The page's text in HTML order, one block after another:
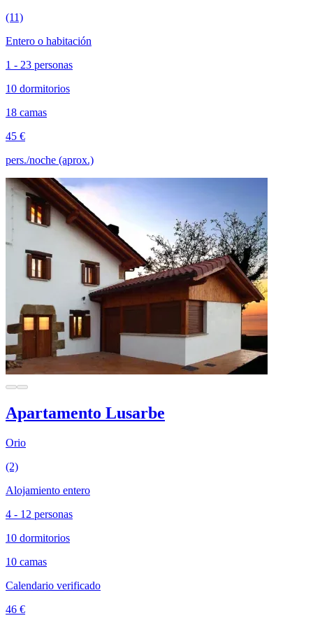
(11)
Entero o habitación
1 - 23 personas
10 dormitorios
18 camas
45 €
pers./noche (aprox.)
Apartamento Lusarbe
Orio
(2)
Alojamiento entero
4 - 12 personas
10 dormitorios
10 camas
Calendario verificado
46 €